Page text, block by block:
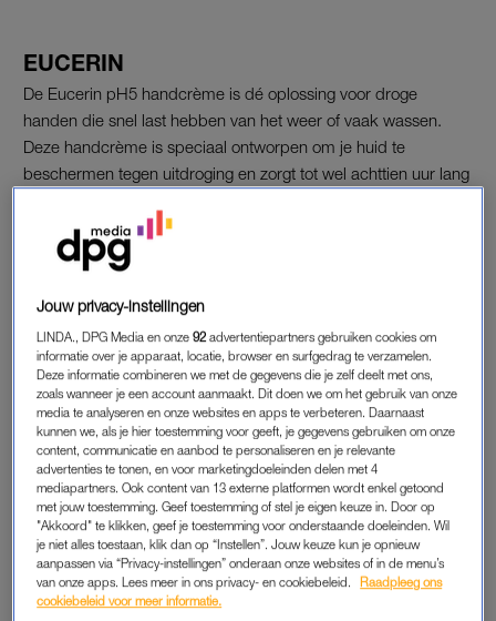
EUCERIN
De Eucerin pH5 handcrème is dé oplossing voor droge
handen die snel last hebben van het weer of vaak wassen.
Deze handcrème is speciaal ontworpen om je huid te
beschermen tegen uitdroging en zorgt tot wel achttien uur lang
herstellen van je huid, maar zorgt ook voor een zacht en glad
gevoel, zelfs na meerdere keren je handen wassen.
Eucerin pH5 Handcrème, € 15,50
Jouw privacy-instellingen
LINDA., DPG Media en onze92 advertentiepartners gebruiken cookies om
informatie over je apparaat, locatie, browser en surfgedrag te verzamelen.
Deze informatie combineren we met de gegevens die je zelf deelt met ons,
zoals wanneer je een account aanmaakt. Dit doen we om het gebruik van onze
media te analyseren en onze websites en apps te verbeteren. Daarnaast
kunnen we, als je hier toestemming voor geeft, je gegevens gebruiken om onze
content, communicatie en aanbod te personaliseren en je relevante
advertenties te tonen, en voor marketingdoeleinden delen met 4
mediapartners. Ook content van 13 externe platformen wordt enkel getoond
met jouw toestemming. Geef toestemming of stel je eigen keuze in. Door op
"Akkoord" te klikken, geef je toestemming voor onderstaande doeleinden. Wil
je niet alles toestaan, klik dan op “Instellen”. Jouw keuze kun je opnieuw
aanpassen via “Privacy-instellingen” onderaan onze websites of in de menu’s
van onze apps. Lees meer in ons privacy- en cookiebeleid.
Raadpleeg ons
cookiebeleid voor meer informatie.